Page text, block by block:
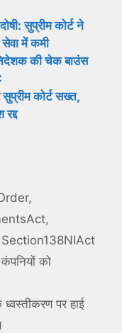
सुप्रीम कोर्ट ने
में कमी
की चेक बाउंस
कोर्ट सख्त,
,
,
Section138NIAct
को
पर हाई